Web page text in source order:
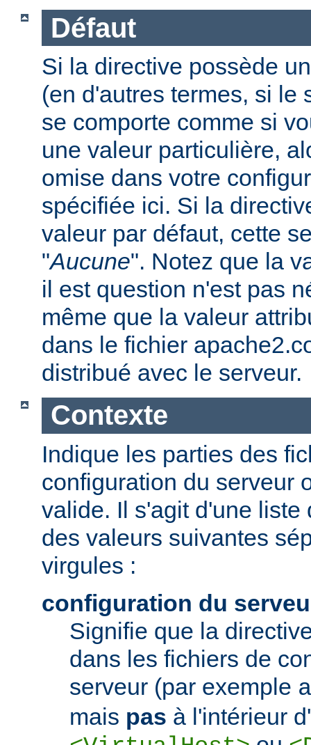
Défaut
Si la directive possède
(en d'autres termes, si le
se comporte comme si
une valeur particulière,
omise dans votre
spécifiée ici. Si la
valeur par défaut, cette
"Aucune". Notez que la
il est question n'est pas
même que la valeur
dans le fichier
distribué avec le serveur.
Contexte
Indique les parties des
configuration du serveur
valide. Il s'agit d'une liste
des valeurs suivantes
virgules :
configuration du
Signifie que la
dans les fichiers de
serveur (par exemple
mais pas à l'intérieur